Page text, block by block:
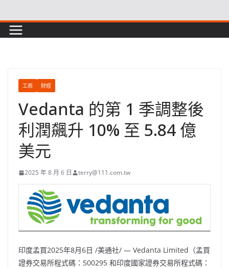
to
content
工商 財經
Vedanta 的第 1 季調整後
利潤飆升 10% 至 5.84 億
美元
2025 年 8 月 6 日 terry@111.com.tw
印度孟買2025年8月6日 /美通社/ — Vedanta Limited（孟買
證券交易所程式碼：500295 和印度國家證券交易所程式碼：